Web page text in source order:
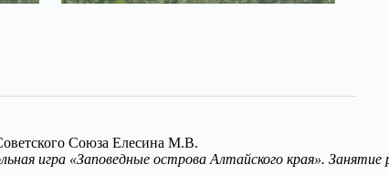
Союза Елесина М.В.
игра «Заповедные острова Алтайского края». Занятие